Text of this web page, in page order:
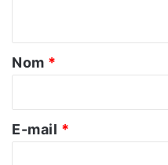
a
r
e
Nom *
E-mail *